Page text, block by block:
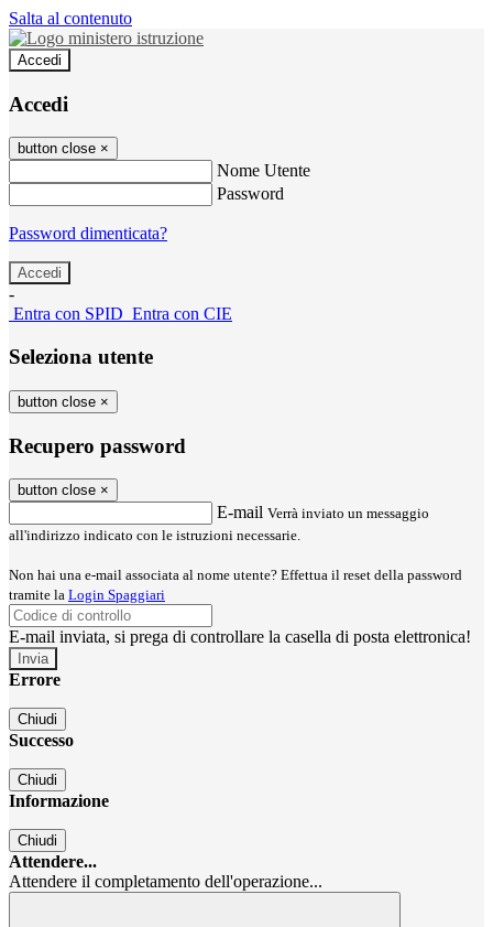
Salta al contenuto
Accedi
Accedi
button close ×
Nome Utente
Password
Password dimenticata?
-
Entra con SPID Entra con CIE
Seleziona utente
button close ×
Recupero password
button close ×
E-mail Verrà inviato un messaggio
all'indirizzo indicato con le istruzioni necessarie.
Non hai una e-mail associata al nome utente? Effettua il reset della password
tramite la Login Spaggiari
E-mail inviata, si prega di controllare la casella di posta elettronica!
Errore
Chiudi
Successo
Chiudi
Informazione
Chiudi
Attendere...
Attendere il completamento dell'operazione...